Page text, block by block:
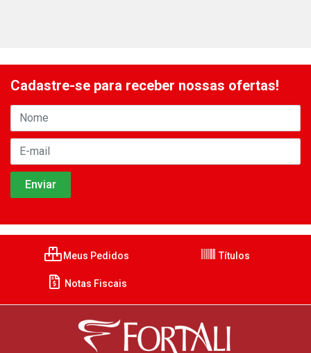
Cadastre-se para receber nossas ofertas!
Meus Pedidos Títulos
Notas Fiscais